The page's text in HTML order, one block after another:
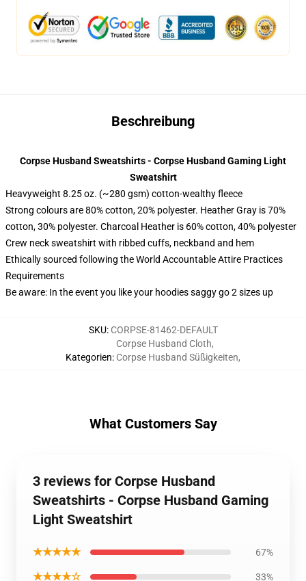
Beschreibung
Corpse Husband Sweatshirts - Corpse Husband Gaming Light
Sweatshirt
Heavyweight 8.25 oz. (~280 gsm) cotton-wealthy fleece
Strong colours are 80% cotton, 20% polyester. Heather Gray is 70%
cotton, 30% polyester. Charcoal Heather is 60% cotton, 40% polyester
Crew neck sweatshirt with ribbed cuffs, neckband and hem
Ethically sourced following the World Accountable Attire Practices
Requirements
Be aware: In the event you like your hoodies saggy go 2 sizes up
SKU: CORPSE-81462-DEFAULT
Kategorien:
Corpse Husband Cloth,
Corpse Husband Süßigkeiten,
What Customers Say
3 reviews for Corpse Husband
Sweatshirts - Corpse Husband Gaming
Light Sweatshirt
★★★★★ 67%
★★★★☆ 33%